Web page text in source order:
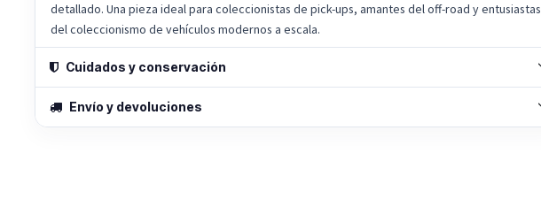
detallado. Una pieza ideal para coleccionistas de pick-ups, amantes del off-road y entusiastas
del coleccionismo de vehículos modernos a escala.
Cuidados y conservación
Envío y devoluciones